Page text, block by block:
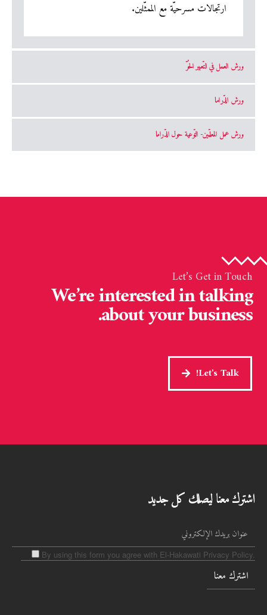
ارتجالات مسرحيّة مع الممثّلين.
ورش العمل في التّعبير الحُرّ
ورش الدّراما
ورش عمل المعلّمين- التّوعية حول الدّراما
Let’s Get in Touch
We’re interested in talking
about your business.
Let's Talk!
اشترك معنا ليصلك كل جديد
By using this form you agree with El-Hakawati Privacy Policy.